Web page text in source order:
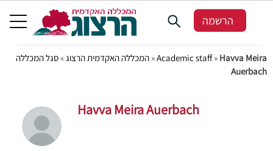
הרשמה
המכללה האקדמית הרצוג »סגל המכללה »Academic staff» Havva Meira
Auerbach
Havva Meira Auerbach